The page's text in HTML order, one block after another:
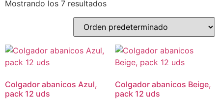
Mostrando los 7 resultados
Colgador abanicos Azul,
pack 12 uds
Colgador abanicos Beige,
pack 12 uds